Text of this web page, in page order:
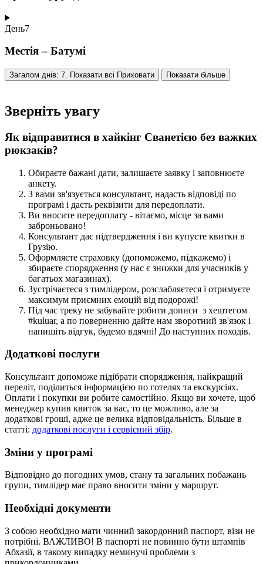
День7
Местія – Батумі
Загалом днів: 7. Показати всі Приховати Показати більше
Зверніть увагу
Як відправитися в хайкінг Сванетією без важких
рюкзаків?
Обираєте бажані дати, залишаєте заявку і заповнюєте
анкету.
З вами зв'язується консультант, надасть відповіді по
програмі і дасть реквізити для передоплати.
Ви вносите передоплату - вітаємо, місце за вами
заброньовано!
Консультант дає підтвердження і ви купуєте квитки в
Грузію.
Оформляєте страховку (допоможемо, підкажемо) і
збираєте спорядження (у нас є знижки для учасників у
багатьох магазинах).
Зустрічаєтеся з тимлідером, розслабляєтеся і отримуєте
максимум приємних емоцій від подорожі!
Під час треку не забувайте робити дописи з хештегом
#kuluar, а по поверненню дайте нам зворотний зв'язок і
напишіть відгук, будемо вдячні! До наступних походів.
Додаткові послуги
Консультант допоможе підібрати спорядження, найкращий
переліт, поділиться інформацією по готелях та екскурсіях.
Оплати і покупки ви робите самостійно. Якщо ви хочете, щоб
менеджер купив квиток за вас, то це можливо, але за
додаткові гроші, адже це велика відповідальність. Більше в
статті: додаткові послуги і сервісний збір.
Зміни у програмі
Відповідно до погодних умов, стану та загальних побажань
групи, тимлідер має право вносити зміни у маршрут.
Необхідні документи
З собою необхідно мати чинний закордонний паспорт, візи не
потрібні. ВАЖЛИВО! В паспорті не повинно бути штампів
Абхазії, в такому випадку неминучі проблеми з